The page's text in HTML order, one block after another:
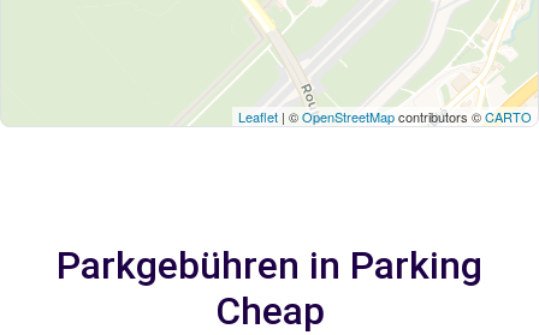
Leaflet | ©OpenStreetMapcontributors ©CARTO
Parkgebühren in Parking
Cheap